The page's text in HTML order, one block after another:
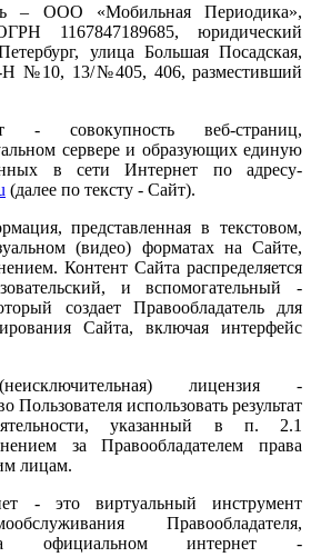
– ООО «Мобильная Периодика»,
1167847189685, юридический
улица Большая Посадская,
№10, 13/№405, 406, разместивший
- совокупность веб-страниц,
сервере и образующих единую
в сети Интернет по адресу-
(далее по тексту - Сайт).
представленная в текстовом,
(видео) форматах на Сайте,
Контент Сайта распределяется
и вспомогательный -
создает Правообладатель для
Сайта, включая интерфейс
лицензия-
Пользователя использовать результат
указанный в п. 2.1
за Правообладателем права
лицам.
- это виртуальный инструмент
Правообладателя,
официальном интернет -